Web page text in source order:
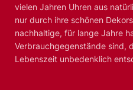
vielen Jahren Uhren aus
nur durch ihre schönen
nachhaltige, für lange Jahre
Verbrauchgegenstände sind,
Lebenszeit unbedenklich